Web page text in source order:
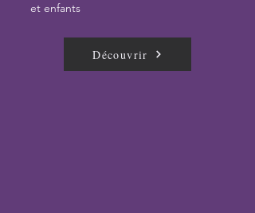
et enfants
Découvrir